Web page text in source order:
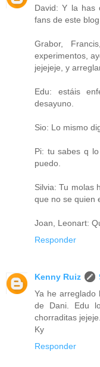
David: Y la has
fans de este
Grabor,
experimentos,
jejejeje, y
Edu: estáis
desayuno.
Sio: Lo mismo
Pi: tu sabes q
puedo.
Silvia: Tu molas
que no se quien
Joan, Leonart:
Responder
Kenny Ruiz
Ya he arreglado
de Dani. Edu
chorraditas jejeje.
Ky
Responder